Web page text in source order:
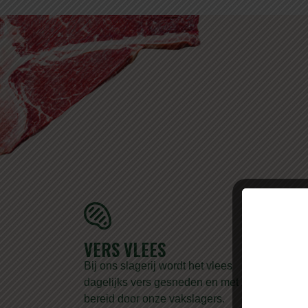
VERS VLEES
Bij ons slagerij wordt het vlees
dagelijks vers gesneden en met zorg
bereid door onze vakslagers.